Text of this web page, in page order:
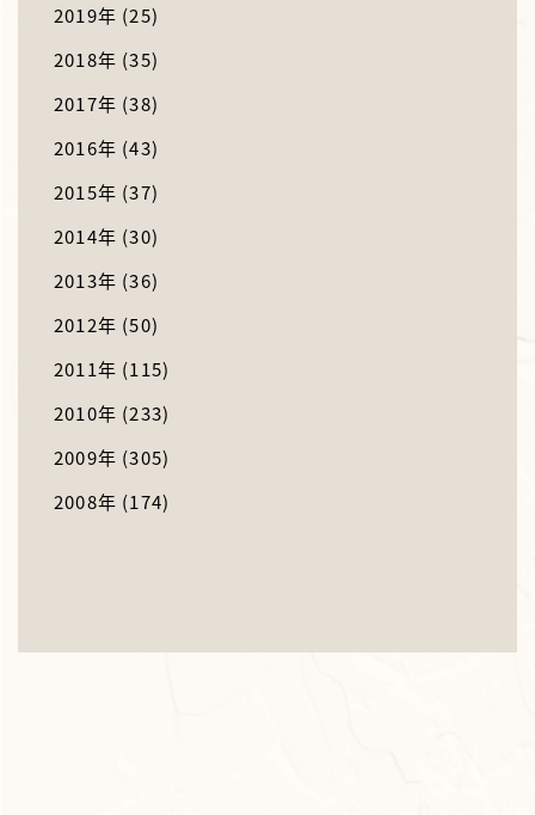
2019年 (25)
2018年 (35)
2017年 (38)
2016年 (43)
2015年 (37)
2014年 (30)
2013年 (36)
2012年 (50)
2011年 (115)
2010年 (233)
2009年 (305)
2008年 (174)